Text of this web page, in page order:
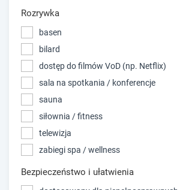
Rozrywka
basen
bilard
dostęp do filmów VoD (np. Netflix)
sala na spotkania / konferencje
sauna
siłownia / fitness
telewizja
zabiegi spa / wellness
Bezpieczeństwo i ułatwienia